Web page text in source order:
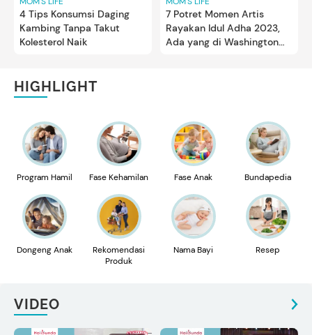
4 Tips Konsumsi Daging
Kambing Tanpa Takut
Kolesterol Naik
7 Potret Momen Artis
Rayakan Idul Adha 2023,
Ada yang di Washington
HIGHLIGHT
Program Hamil Fase Kehamilan Fase Anak Bundapedia
Dongeng Anak
Rekomendasi
Produk
Nama Bayi Resep
VIDEO